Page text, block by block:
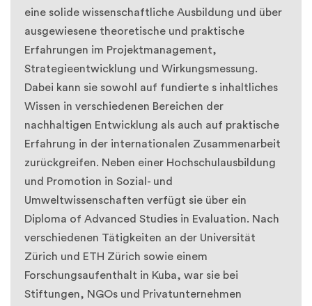
eine solide wissenschaftliche Ausbildung und über
ausgewiesene theoretische und praktische
Erfahrungen im Projektmanagement,
Strategieentwicklung und Wirkungsmessung.
Dabei kann sie sowohl auf fundierte s inhaltliches
Wissen in verschiedenen Bereichen der
nachhaltigen Entwicklung als auch auf praktische
Erfahrung in der internationalen Zusammenarbeit
zurückgreifen. Neben einer Hochschulausbildung
und Promotion in Sozial- und
Umweltwissenschaften verfügt sie über ein
Diploma of Advanced Studies in Evaluation. Nach
verschiedenen Tätigkeiten an der Universität
Zürich und ETH Zürich sowie einem
Forschungsaufenthalt in Kuba, war sie bei
Stiftungen, NGOs und Privatunternehmen